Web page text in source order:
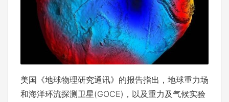
美国《地球物理研究通讯》的报告指出，地球重力场
和海洋环流探测卫星(GOCE)，以及重力及气候实验